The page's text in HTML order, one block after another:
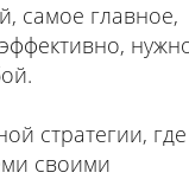
самое главное,
стратегии, где
своими